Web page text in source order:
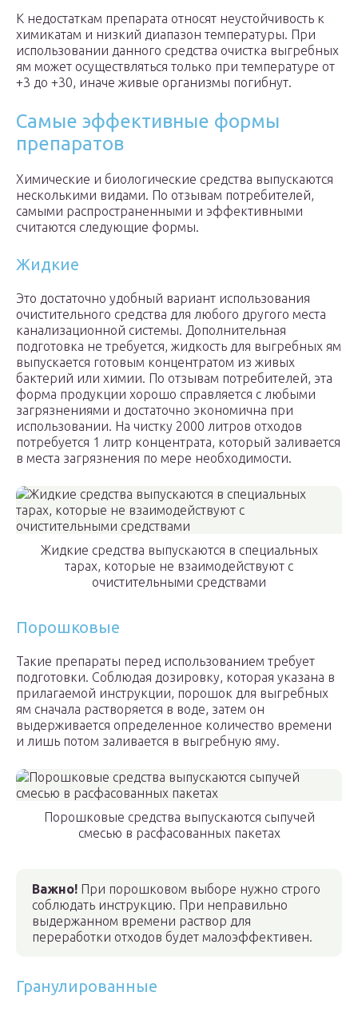
К недостаткам препарата относят неустойчивость к
химикатам и низкий диапазон температуры. При
использовании данного средства очистка выгребных
ям может осуществляться только при температуре от
+3 до +30, иначе живые организмы погибнут.
Самые эффективные формы
препаратов
Химические и биологические средства выпускаются
несколькими видами. По отзывам потребителей,
самыми распространенными и эффективными
считаются следующие формы.
Жидкие
Это достаточно удобный вариант использования
очистительного средства для любого другого места
канализационной системы. Дополнительная
подготовка не требуется, жидкость для выгребных ям
выпускается готовым концентратом из живых
бактерий или химии. По отзывам потребителей, эта
форма продукции хорошо справляется с любыми
загрязнениями и достаточно экономична при
использовании. На чистку 2000 литров отходов
потребуется 1 литр концентрата, который заливается
в места загрязнения по мере необходимости.
Жидкие средства выпускаются в специальных
тарах, которые не взаимодействуют с
очистительными средствами
Порошковые
Такие препараты перед использованием требует
подготовки. Соблюдая дозировку, которая указана в
прилагаемой инструкции, порошок для выгребных
ям сначала растворяется в воде, затем он
выдерживается определенное количество времени
и лишь потом заливается в выгребную яму.
Порошковые средства выпускаются сыпучей
смесью в расфасованных пакетах
Важно! При порошковом выборе нужно строго
соблюдать инструкцию. При неправильно
выдержанном времени раствор для
переработки отходов будет малоэффективен.
Гранулированные